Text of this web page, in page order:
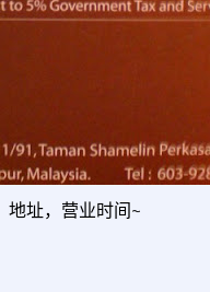
地址，营业时间~